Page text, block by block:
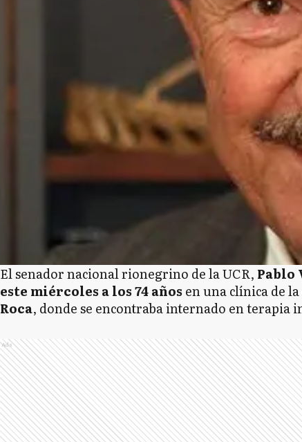
El senador nacional rionegrino de la UCR, Pablo
este miércoles a los 74 años en una clínica de
Roca, donde se encontraba internado en terapia
Ads